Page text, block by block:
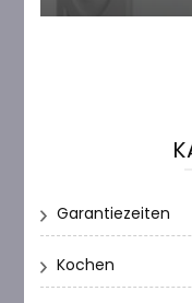
Garantiezeiten
Kochen